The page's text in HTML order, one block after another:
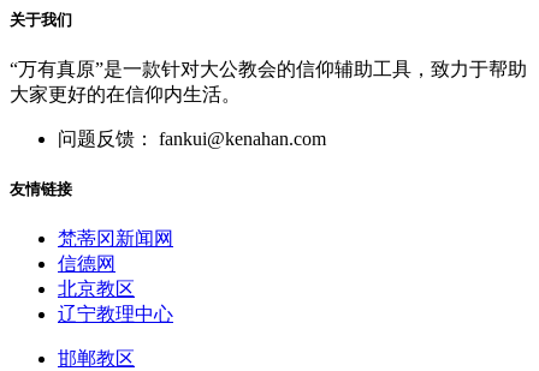
关于我们
“万有真原”是一款针对大公教会的信仰辅助工具，致力于帮助
大家更好的在信仰内生活。
问题反馈： fankui@kenahan.com
友情链接
梵蒂冈新闻网
信德网
北京教区
辽宁教理中心
邯郸教区